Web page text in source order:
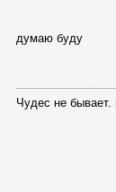
думаю буду
Чудес не бывает.